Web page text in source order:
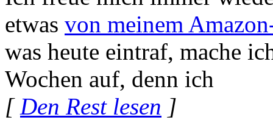
etwas von meinem
was heute eintraf, mache
Wochen auf, denn ich
[Den Rest lesen ]